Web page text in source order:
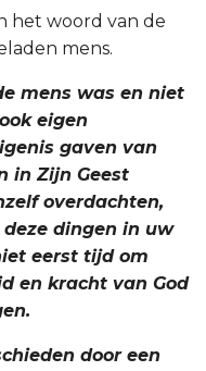
het woord van de
mens.
mens was en niet
eigen
gaven van
in Zijn Geest
overdachten,
dingen in uw
eerst tijd om
en kracht van God
door een